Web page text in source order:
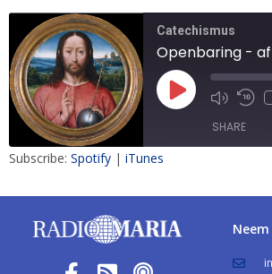
Catechismus
Openbaring -
SHARE
LINK
Subscribe: Spotify | iTunes